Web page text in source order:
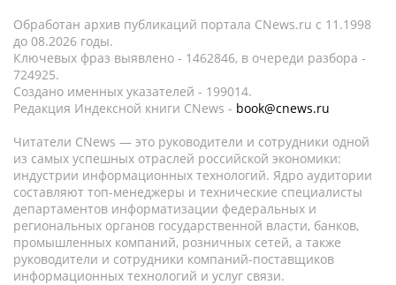
Обработан архив публикаций портала CNews.ru c 11.1998
до 08.2026 годы.
Ключевых фраз выявлено - 1462846, в очереди разбора -
724925.
Создано именных указателей - 199014.
Редакция Индексной книги CNews - book@cnews.ru
Читатели CNews — это руководители и сотрудники одной
из самых успешных отраслей российской экономики:
индустрии информационных технологий. Ядро аудитории
составляют топ-менеджеры и технические специалисты
департаментов информатизации федеральных и
региональных органов государственной власти, банков,
промышленных компаний, розничных сетей, а также
руководители и сотрудники компаний-поставщиков
информационных технологий и услуг связи.